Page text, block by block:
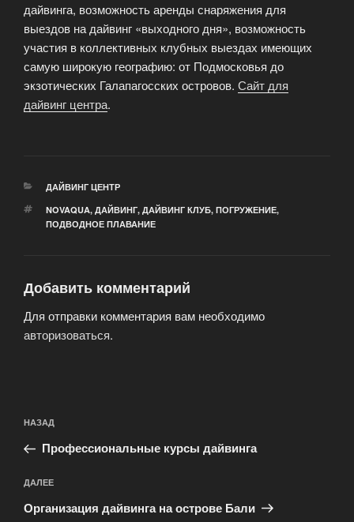
дайвинга, возможность аренды снаряжения для
выездов на дайвинг «выходного дня», возможность
участия в коллективных клубных выездах имеющих
самую широкую географию: от Подмосковья до
экзотических Галапагосских островов. Сайт для
дайвинг центра.
РУБРИКИ
ДАЙВИНГ ЦЕНТР
МЕТКИ
NOVAQUA, ДАЙВИНГ, ДАЙВИНГ КЛУБ, ПОГРУЖЕНИЕ,
ПОДВОДНОЕ ПЛАВАНИЕ
Добавить комментарий
Для отправки комментария вам необходимо
авторизоваться.
по
записям
Предыдущая
запись:
НАЗАД
Профессиональные курсы дайвинга
Следующая
запись
ДАЛЕЕ
Организация дайвинга на острове Бали